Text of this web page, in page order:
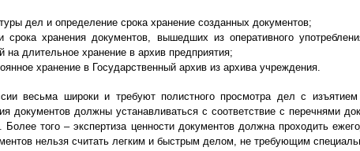
дел и определение срока хранение созданных документов;
срока хранения документов, вышедших из оперативного
на длительное хранение в архив предприятия;
хранение в Государственный архив из архива учреждения.
весьма широки и требуют полистного просмотра дел с
документов должны устанавливаться с соответствие с перечнями
того – экспертиза ценности документов должна проходить
нельзя считать легким и быстрым делом, не требующим